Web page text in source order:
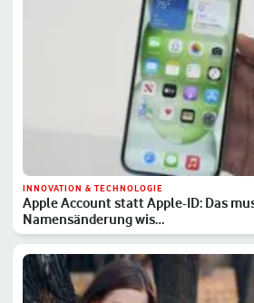
INNOVATION & TECHNOLOGIE
Apple Account statt Apple-ID: Das
Namensänderung wis…